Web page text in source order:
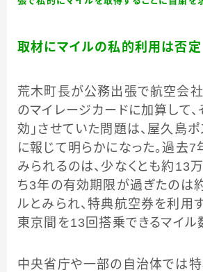
取材にマイルの私的利用は否定
荒木町長が公務出張で航空会
のマイレージカードに加算して、
効」させていた問題は、屋久島
に報じて明らかになった。過去7
みられるのは、少なくとも約13万
ち3年の有効期限が過ぎたのは
ルとみられ、特典航空券を利用
東京間を13回搭乗できるマイル
中央省庁や一部の自治体では特